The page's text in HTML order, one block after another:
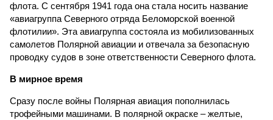
флота. С сентября 1941 года она стала носить название
«авиагруппа Северного отряда Беломорской военной
флотилии». Эта авиагруппа состояла из мобилизованных
самолетов Полярной авиации и отвечала за безопасную
проводку судов в зоне ответственности Северного флота.
В мирное время
Сразу после войны Полярная авиация пополнилась
трофейными машинами. В полярной окраске – желтые,